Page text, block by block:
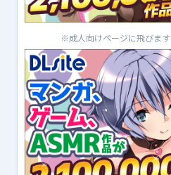
※成人向けページに飛びます